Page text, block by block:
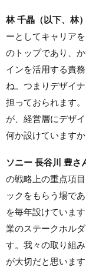
林 千晶（以下、林
ーとしてキャリア
のトップであり、
インを活用する責
ね。つまりデザイ
担っておられます
が、経営層にデザ
何か設けていますか
ソニー 長谷川 豊さ
の戦略上の重点項
ックをもらう場で
を毎年設けていま
業のステークホル
す。我々の取り組
が大切だと思います